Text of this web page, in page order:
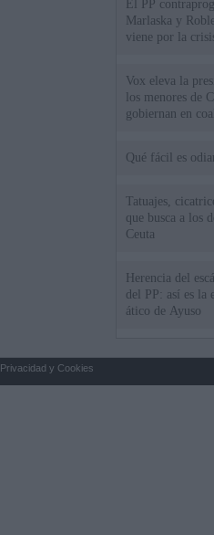
El PP
Marlaska y
viene por la
Vox eleva la
los menores de
gobiernan en
Qué fácil es
Tatuajes,
que busca a los
Ceuta
Herencia del
del PP: así es la
ático de Ayuso
Privacidad y Cookies